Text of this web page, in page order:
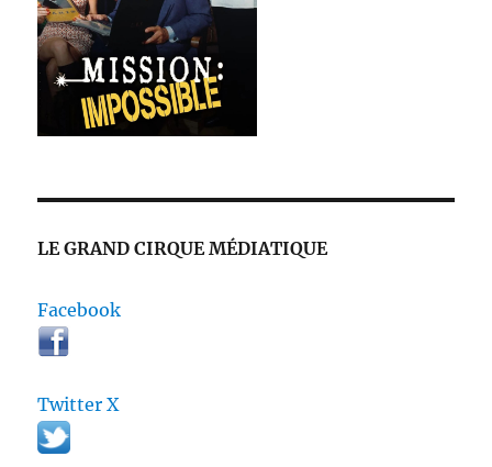
LE GRAND CIRQUE MÉDIATIQUE
Facebook
Twitter X